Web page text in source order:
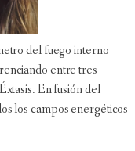
del fuego interno
entre tres
En fusión del
los campos energéticos